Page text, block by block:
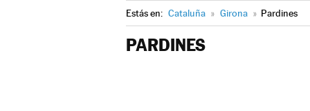
Estás en: Cataluña » Girona » Pardines
PARDINES